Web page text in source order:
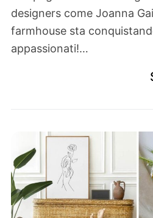
designers come Joanna
farmhouse sta
appassionati!…